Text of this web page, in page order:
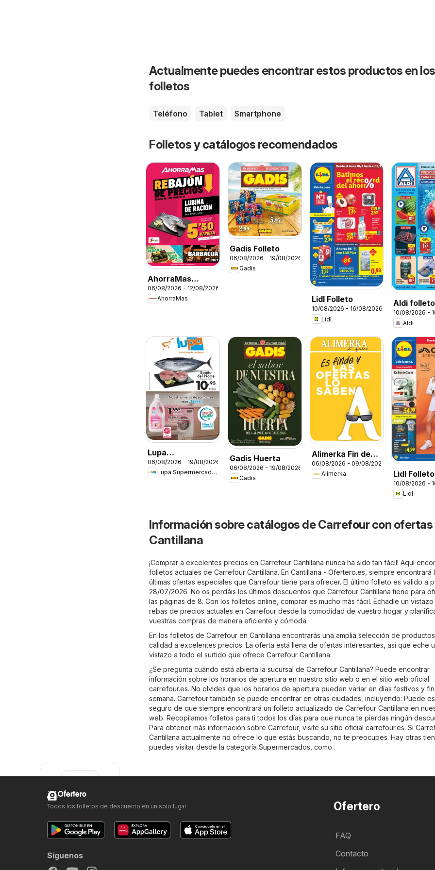
Actualmente puedes encontrar estos productos en los
folletos
Teléfono Tablet Smartphone
Folletos y catálogos recomendados
AhorraMas
Folleto
06/08/2026 - 12/08/2026
AhorraMas
Gadis Folleto
06/08/2026 - 19/08/2026
Gadis
Lidl Folleto
10/08/2026 - 16/08/2026
Lidl
Aldi folleto
Península
10/08/2026 -
Aldi
Lupa
Supermercados
Folleto
06/08/2026 - 19/08/2026
Lupa Supermercados
Gadis Huerta
06/08/2026 - 19/08/2026
Gadis
Alimerka Fin de
semana
06/08/2026 - 09/08/2026
Alimerka
Lidl
bazar
10/08/2026 -
Lidl
Información sobre catálogos de Carrefour con ofertas
Cantillana
¡Comprar a excelentes precios en Carrefour Cantillana nunca ha sido tan fácil! Aquí
folletos actuales de Carrefour Cantillana. En Cantillana - Ofertero.es , siempre encontrará
últimas ofertas especiales que Carrefour tiene para ofrecer. El último folleto es válido a
28/07/2026. No os perdáis los últimos descuentos que Carrefour Cantillana tiene para
las páginas de 8. Con los folletos online, comprar es mucho más fácil. Echadle un vistazo
rebas de precios actuales en Carrefour desde la comodidad de vuestro hogar y
vuestras compras de manera eficiente y cómoda.
En los folletos de Carrefour en Cantillana encontrarás una amplia selección de
calidad a excelentes precios. La oferta está llena de ofertas interesantes, así que eche
vistazo a todo el surtido que ofrece Carrefour Cantillana.
¿Se pregunta cuándo está abierta la sucursal de Carrefour Cantillana? Puede encontrar
información sobre los horarios de apertura en nuestro sitio web o en el sitio web oficial
carrefour.es. No olvides que los horarios de apertura pueden variar en días festivos y
semana. Carrefour también se puede encontrar en otras ciudades, incluyendo: Puede
seguro de que siempre encontrará un folleto actualizado de Carrefour Cantillana en
web. Recopilamos folletos para ti todos los días para que nunca te pierdas ningún
Para obtener más información sobre Carrefour, visite su sitio oficial carrefour.es. Si
Cantillana actualmente no ofrece lo que estás buscando, no te preocupes. Hay otras
puedes visitar desde la categoría Supermercados , como .
Ofertero
FAQ
Contacto
Ofertero
Todos los folletos de descuento en un solo lugar
Síguenos